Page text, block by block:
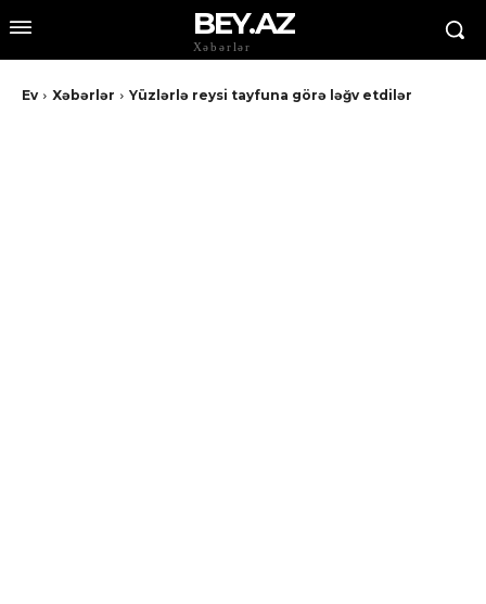
BEY.AZ
Xəbərlər
Ev Xəbərlər Yüzlərlə reysi tayfuna görə ləğv etdilər